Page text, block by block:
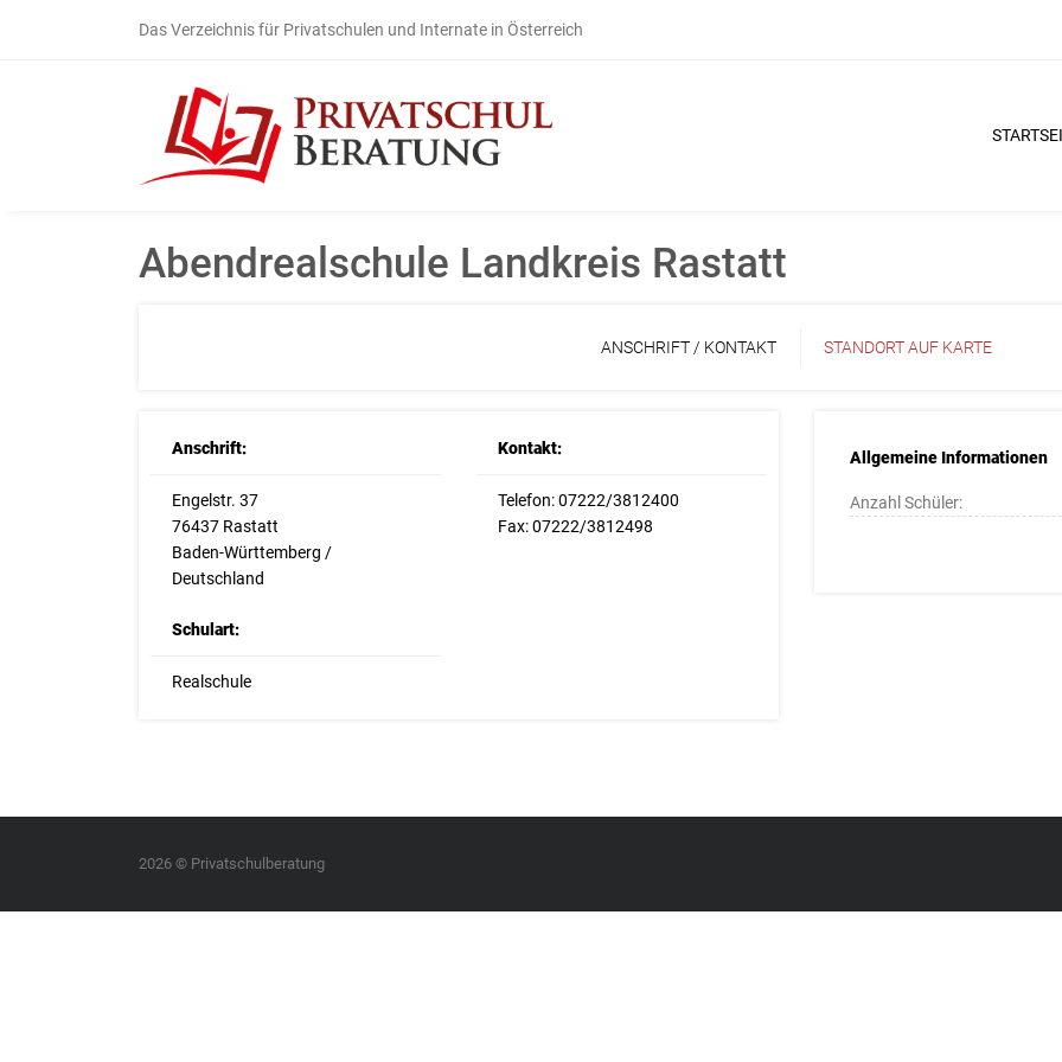
Das Verzeichnis für Privatschulen und Internate in Österreich
Abendrealschule Landkreis Rastatt
ANSCHRIFT / KONTAKT STANDORT AUF KARTE
Anschrift:
Engelstr. 37
76437 Rastatt
Baden-Württemberg /
Deutschland
Kontakt:
Telefon: 07222/3812400
Fax: 07222/3812498
Schulart:
Realschule
Allgemeine Informationen
Anzahl Schüler:
2026 © Privatschulberatung